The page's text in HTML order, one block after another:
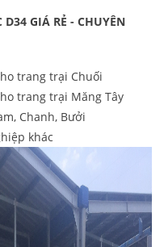
GIÁ RẺ - CHUYÊN
trang trại Chuối
trang trại Măng Tây
Chanh, Bưởi
khác